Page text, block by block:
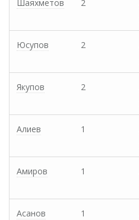
Шаяхметов 2
Юсупов 2
Якупов 2
Алиев 1
Амиров 1
Асанов 1